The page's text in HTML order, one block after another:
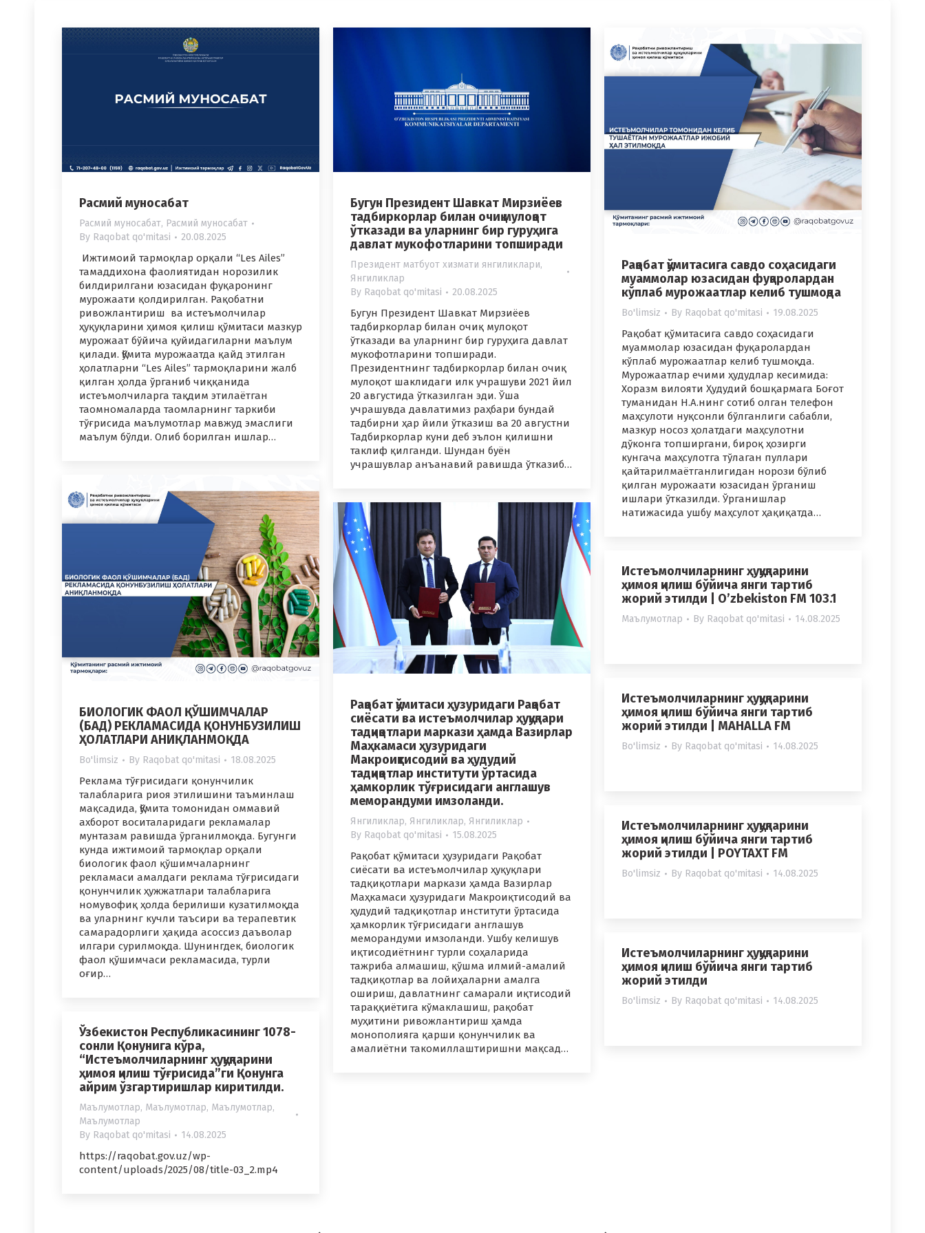
Расмий муносабат
Расмий муносабат, Расмий муносабат
By Raqobat qo'mitasi 20.08.2025
Ижтимоий тармоқлар орқали “Les Ailes”
тамаддихона фаолиятидан норозилик
билдирилгани юзасидан фуқаронинг
мурожаати қолдирилган. Рақобатни
ривожлантириш ва истеъмолчилар
ҳуқуқларини ҳимоя қилиш қўмитаси мазкур
мурожаат бўйича қуйидагиларни маълум
қилади. Қўмита мурожаатда қайд этилган
ҳолатларни “Les Ailes” тармоқларини жалб
қилган ҳолда ўрганиб чиққанида
истеъмолчиларга тақдим этилаётган
таомномаларда таомларнинг таркиби
тўғрисида маълумотлар мавжуд эмаслиги
маълум бўлди. Олиб борилган ишлар…
Бугун Президент Шавкат Мирзиёев
тадбиркорлар билан очиқ мулоқот
ўтказади ва уларнинг бир гуруҳига
давлат мукофотларини топширади
Президент матбуот хизмати янгиликлари,
Янгиликлар
By Raqobat qo'mitasi 20.08.2025
Бугун Президент Шавкат Мирзиёев
тадбиркорлар билан очиқ мулоқот
ўтказади ва уларнинг бир гуруҳига давлат
мукофотларини топширади.
Президентнинг тадбиркорлар билан очиқ
мулоқот шаклидаги илк учрашуви 2021 йил
20 августида ўтказилган эди. Ўша
учрашувда давлатимиз раҳбари бундай
тадбирни ҳар йили ўтказиш ва 20 августни
Тадбиркорлар куни деб эълон қилишни
таклиф қилганди. Шундан буён
учрашувлар анъанавий равишда ўтказиб…
Рақобат қўмитасига савдо соҳасидаги
муаммолар юзасидан фуқаролардан
кўплаб мурожаатлар келиб тушмоқда
Bo'limsiz By Raqobat qo'mitasi 19.08.2025
Рақобат қўмитасига савдо соҳасидаги
муаммолар юзасидан фуқаролардан
кўплаб мурожаатлар келиб тушмоқда.
Мурожаатлар ечими ҳудудлар кесимида:
Хоразм вилояти Ҳудудий бошқармага Боғот
туманидан Н.А.нинг сотиб олган телефон
маҳсулоти нуқсонли бўлганлиги сабабли,
мазкур носоз ҳолатдаги маҳсулотни
дўконга топширгани, бироқ ҳозирги
кунгача маҳсулотга тўлаган пуллари
қайтарилмаётганлигидан норози бўлиб
қилган мурожаати юзасидан ўрганиш
ишлари ўтказилди. Ўрганишлар
натижасида ушбу маҳсулот ҳақиқатда…
БИОЛОГИК ФАОЛ ҚЎШИМЧАЛАР
(БАД) РЕКЛАМАСИДА ҚОНУНБУЗИЛИШ
ҲОЛАТЛАРИ АНИҚЛАНМОҚДА
Bo'limsiz By Raqobat qo'mitasi 18.08.2025
Реклама тўғрисидаги қонунчилик
талабларига риоя этилишини таъминлаш
мақсадида, Қўмита томонидан оммавий
ахборот воситаларидаги рекламалар
мунтазам равишда ўрганилмоқда. Бугунги
кунда ижтимоий тармоқлар орқали
биологик фаол қўшимчаларнинг
рекламаси амалдаги реклама тўғрисидаги
қонунчилик ҳужжатлари талабларига
номувофиқ ҳолда берилиши кузатилмоқда
ва уларнинг кучли таъсири ва терапевтик
самарадорлиги ҳақида асоссиз даъволар
илгари сурилмоқда. Шунингдек, биологик
фаол қўшимчаси рекламасида, турли
оғир…
Рақобат қўмитаси ҳузуридаги Рақобат
сиёсати ва истеъмолчилар ҳуқуқлари
тадқиқотлари маркази ҳамда Вазирлар
Маҳкамаси ҳузуридаги
Макроиқтисодий ва ҳудудий
тадқиқотлар институти ўртасида
ҳамкорлик тўғрисидаги англашув
меморандуми имзоланди.
Янгиликлар, Янгиликлар, Янгиликлар
By Raqobat qo'mitasi 15.08.2025
Рақобат қўмитаси ҳузуридаги Рақобат
сиёсати ва истеъмолчилар ҳуқуқлари
тадқиқотлари маркази ҳамда Вазирлар
Маҳкамаси ҳузуридаги Макроиқтисодий ва
ҳудудий тадқиқотлар институти ўртасида
ҳамкорлик тўғрисидаги англашув
меморандуми имзоланди. Ушбу келишув
иқтисодиётнинг турли соҳаларида
тажриба алмашиш, қўшма илмий-амалий
тадқиқотлар ва лойиҳаларни амалга
ошириш, давлатнинг самарали иқтисодий
тараққиётига кўмаклашиш, рақобат
муҳитини ривожлантириш ҳамда
монополияга қарши қонунчилик ва
амалиётни такомиллаштиришни мақсад…
Истеъмолчиларнинг ҳуқуқларини
ҳимоя қилиш бўйича янги тартиб
жорий этилди | O’zbekiston FM 103.1
Маълумотлар By Raqobat qo'mitasi 14.08.2025
Истеъмолчиларнинг ҳуқуқларини
ҳимоя қилиш бўйича янги тартиб
жорий этилди | MAHALLA FM
Bo'limsiz By Raqobat qo'mitasi 14.08.2025
Истеъмолчиларнинг ҳуқуқларини
ҳимоя қилиш бўйича янги тартиб
жорий этилди | POYTAXT FM
Bo'limsiz By Raqobat qo'mitasi 14.08.2025
Истеъмолчиларнинг ҳуқуқларини
ҳимоя қилиш бўйича янги тартиб
жорий этилди
Bo'limsiz By Raqobat qo'mitasi 14.08.2025
Ўзбекистон Республикасининг 1078-
сонли Қонунига кўра,
“Истеъмолчиларнинг ҳуқуқларини
ҳимоя қилиш тўғрисида”ги Қонунга
айрим ўзгартиришлар киритилди.
Маълумотлар, Маълумотлар, Маълумотлар,
Маълумотлар
By Raqobat qo'mitasi 14.08.2025
https://raqobat.gov.uz/wp-
content/uploads/2025/08/title-03_2.mp4